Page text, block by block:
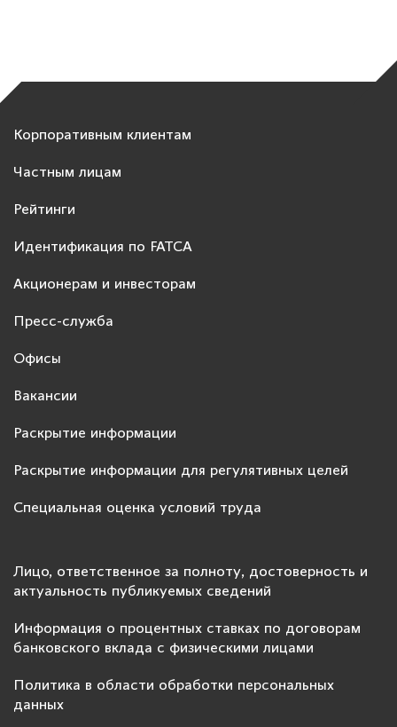
Корпоративным клиентам
Частным лицам
Рейтинги
Идентификация по FATCA
Акционерам и инвесторам
Пресс-служба
Офисы
Вакансии
Раскрытие информации
Раскрытие информации для регулятивных целей
Специальная оценка условий труда
Лицо, ответственное за полноту, достоверность и
актуальность публикуемых сведений
Информация о процентных ставках по договорам
банковского вклада с физическими лицами
Политика в области обработки персональных
данных